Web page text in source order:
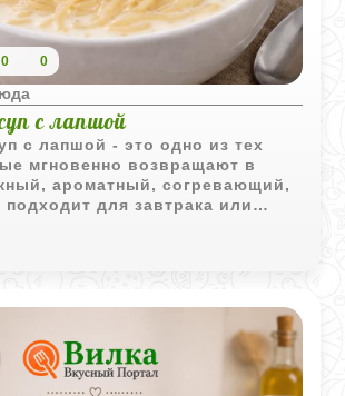
0 0
с лапшой
с лапшой - это одно из тех
мгновенно возвращают в
ароматный, согревающий,
для завтрака или
Его любят дети за мягкий вкус
нотки, а взрослые - за
доступных ингредиентов, но при
удивительно насыщенным и